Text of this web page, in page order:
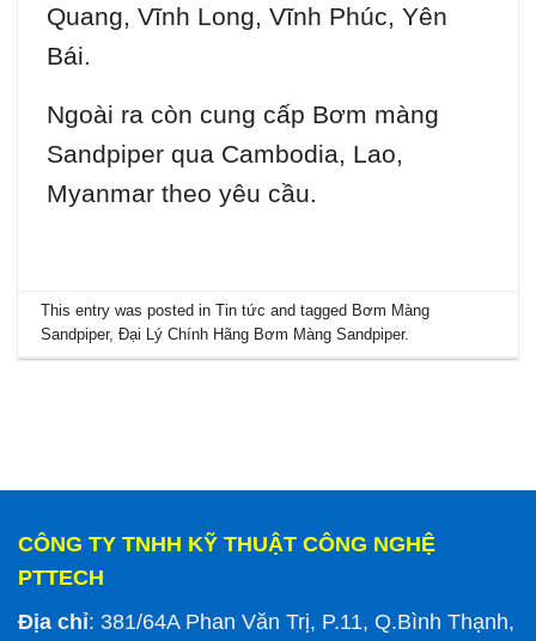
Quang, Vĩnh Long, Vĩnh Phúc, Yên
Bái.
Ngoài ra còn cung cấp Bơm màng
Sandpiper qua Cambodia, Lao,
Myanmar theo yêu cầu.
This entry was posted inTin tức and tagged Bơm Màng
Sandpiper,Đại Lý Chính Hãng Bơm Màng Sandpiper.
CÔNG TY TNHH KỸ THUẬT CÔNG NGHỆ
PTTECH
Địa chỉ: 381/64A Phan Văn Trị, P.11, Q.Bình Thạnh,